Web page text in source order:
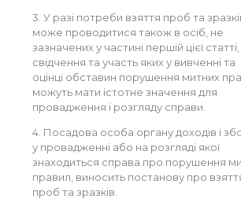
3. У разі потреби взяття проб та
може проводитися також в осіб, не
зазначених у частині першій цієї статті,
свідчення та участь яких у вивченні та
оцінці обставин порушення митних
можуть мати істотне значення для
провадження і розгляду справи.
4. Посадова особа органу доходів і
у провадженні або на розгляді якої
знаходиться справа про порушення
правил, виносить постанову про
проб та зразків.